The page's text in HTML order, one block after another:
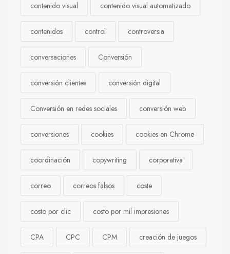
contenido visual contenido visual automatizado
contenidos control controversia
conversaciones Conversión
conversión clientes conversión digital
Conversión en redes sociales conversión web
conversiones cookies cookies en Chrome
coordinación copywriting corporativa
correo correos falsos coste
costo por clic costo por mil impresiones
CPA CPC CPM creación de juegos